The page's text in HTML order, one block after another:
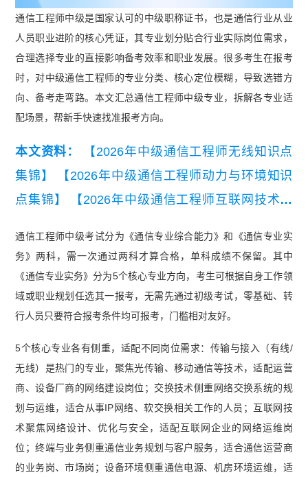
通信工程师中级是国家认可的中级职称证书，也是通信行业从业
人员职业进阶的核心凭证，其专业划分贴合行业实际岗位需求，
合理选择专业的直接影响备考效率和职业发展。很多考生在报考
时，对中级通信工程师的专业分类、核心定位模糊，导致选错方
向、备考走弯路。本文汇总通信工程师中级专业，拆解各专业适
配场景，帮新手快速找准报考方向。
本文资料：
【2026年中级通信工程师无线知识点
集锦】
【2026年中级通信工程师动力与环境知识
点集锦】
【2026年中级通信工程师互联网技术知
集锦】 【2026年中级通信工程师终端与业务知识
点集锦】
通信工程师中级考试分为《通信专业综合能力》和《通信专业实
务》两科，需一次通过两科才算合格，单科成绩不保留。其中
《通信专业实务》分为5个核心专业方向，考生可根据自身工作领
域或职业规划任选其一报考，无需先通过初级考试，零基础、转
行人员只要符合报考条件均可报考，门槛相对友好。
5个核心专业各有侧重，适配不同岗位需求：传输与接入（有线/
无线）是热门的专业，聚焦光传输、移动通信等技术，适配运营
商、设备厂商的网络建设岗位；交换技术侧重网络交换系统的规
划与运维，适合从事IP网络、软交换相关工作的人员；互联网技
术聚焦网络设计、优化与安全，适配互联网企业的网络运维岗
位；终端与业务侧重通信业务规划与客户服务，适合通信运营商
的业务岗、市场岗；设备环境侧重通信电源、机房环境运维，适